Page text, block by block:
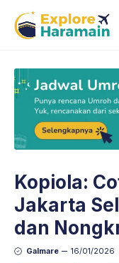
content
Kopiola:
Jakarta
dan
Galmare 16/01/2026